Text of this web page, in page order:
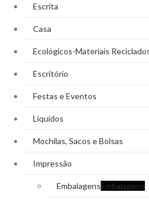
Escrita
Casa
Ecológicos-Materiais
Escritório
Festas e Eventos
Líquidos
Mochilas, Sacos e Bolsas
Impressão
EmbalagensEmbalagens